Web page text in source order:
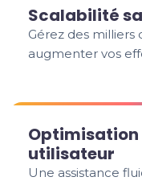
Scalabilité
Gérez des milliers
augmenter vos
Optimisation
utilisateur
Une assistance